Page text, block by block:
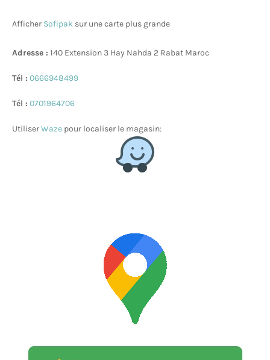
Afficher Sofipak sur une carte plus grande
Adresse : 140 Extension 3 Hay Nahda 2 Rabat Maroc
Tél : 0666948499
Tél : 0701964706
UtiliserWaze pour localiser le magasin: